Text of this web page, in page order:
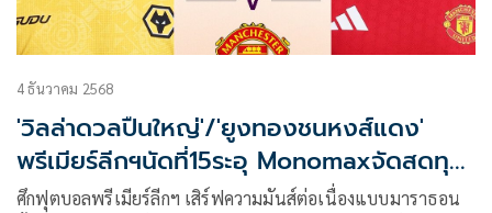
4 ธันวาคม 2568
'วิลล่าดวลปืนใหญ่'/'ยูงทองชนหงส์แดง'
พรีเมียร์ลีกฯนัดที่15ระอุ Monomaxจัดสดทุก
คู่
ศึกฟุตบอลพรีเมียร์ลีกฯ เสิร์ฟความมันส์ต่อเนื่องแบบมาราธอน